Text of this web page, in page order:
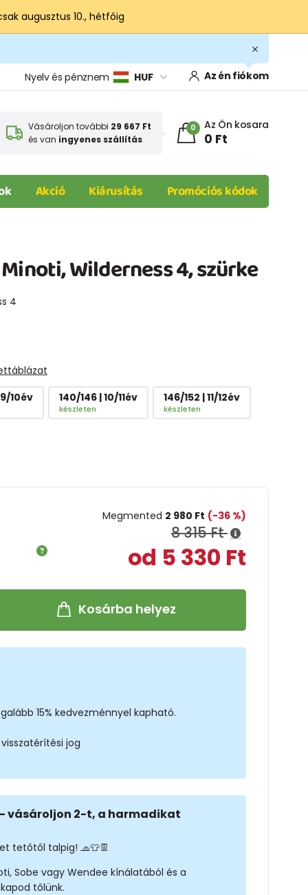
augusztus 10., hétfőig
Nyelv és pénznem HUF Az én fiókom
Vásároljon további 29 667 Ft
és van ingyenes szállítás
0 Az Ön kosara
0 Ft
Akció Kiárusítás Promóciós kódok
Wilderness 4, szürke
4
10év
140/146 | 10/11év
készleten
146/152 | 11/12év
készleten
Megmented 2 980 Ft (-36 %)
8 315 Ft
od 5 330 Ft
Kosárba helyez
15% kedvezménnyel kapható.
jog
- vásároljon 2-t, a harmadikat
tetőtől talpig! 🧢👕👖
Sobe vagy Wendee kínálatából és a
tőlünk.